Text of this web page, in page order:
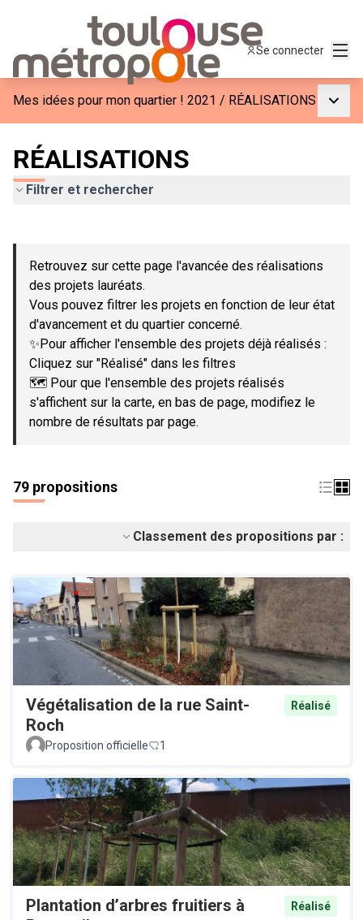
Se connecter
Mes idées pour mon quartier ! 2021 / RÉALISATIONS
RÉALISATIONS
Filtrer et rechercher
−
Retrouvez sur cette page l'avancée des réalisations
des projets lauréats.
Vous pouvez filtrer les projets en fonction de leur état
d'avancement et du quartier concerné.
✨Pour afficher l'ensemble des projets déjà réalisés :
Cliquez sur "Réalisé" dans les filtres
🗺️ Pour que l'ensemble des projets réalisés
s'affichent sur la carte, en bas de page, modifiez le
nombre de résultats par page.
79 propositions
Classement des propositions par :
Végétalisation de la rue Saint-
Roch
Réalisé
Proposition officielle 1
Plantation d’arbres fruitiers à
Réalisé